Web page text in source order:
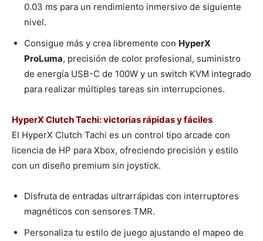
0.03 ms para un rendimiento inmersivo de siguiente
nivel.
Consigue más y crea libremente con HyperX
ProLuma, precisión de color profesional, suministro
de energía USB-C de 100W y un switch KVM integrado
para realizar múltiples tareas sin interrupciones.
HyperX Clutch Tachi: victorias rápidas y fáciles
El HyperX Clutch Tachi es un control tipo arcade con
licencia de HP para Xbox, ofreciendo precisión y estilo
con un diseño premium sin joystick.
Disfruta de entradas ultrarrápidas con interruptores
magnéticos con sensores TMR.
Personaliza tu estilo de juego ajustando el mapeo de